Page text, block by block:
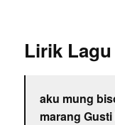
Lirik
aku mung
marang